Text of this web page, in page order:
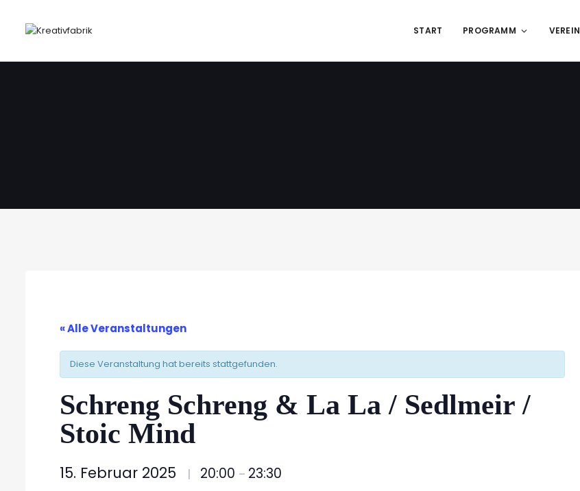
START PROGRAMM VEREIN
« Alle Veranstaltungen
Diese Veranstaltung hat bereits stattgefunden.
Schreng Schreng & La La / Sedlmeir /
Stoic Mind
15. Februar 2025 | 20:00 – 23:30